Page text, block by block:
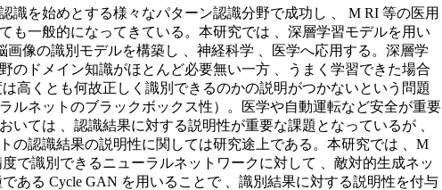
識を始めとする様々なパターン認識分野で成功し 、 M RI 等の医用
も一般的になってきている。本研究では 、深層学習モデルを用い
画像の識別モデルを構築し 、神経科学 、医学へ応用する。深層学
のドメイン知識がほとんど必要無い一方 、うまく学習できた場合
高くとも何故正しく識別できるのかの説明がつかないという問題
ルネットのブラックボックス性）。医学や自動運転など安全が重要
いては 、認識結果に対する説明性が重要な課題となっているが 、
の認識結果の説明性に関しては研究途上である。本研究では 、M
で識別できるニューラルネットワークに対して 、敵対的生成ネッ
である Cycle GAN を用いることで 、識別結果に対する説明性を付与